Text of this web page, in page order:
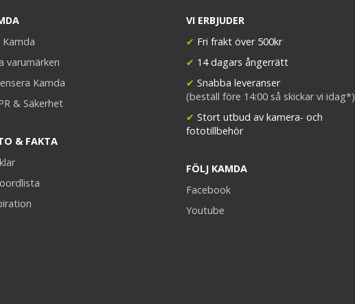
Kamda
varumärken
Kamda
& Säkerhet
& FAKTA
VI ERBJUDER
✔ Fri frakt över 500kr
✔ 14 dagars ångerrätt
✔ Snabba leveranser
(beställ före 14:00 så skickar vi idag*)
✔ Stort utbud av kamera- och
fototillbehör
FÖLJ KAMDA
Facebook
Youtube